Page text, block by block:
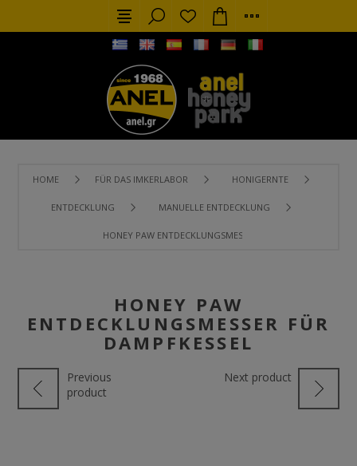
HOME FÜR DAS IMKERLABOR HONIGERNTE
ENTDECKLUNG MANUELLE ENTDECKLUNG
HONEY PAW ENTDECKLUNGSMESSER FÜR DAMPFKESSEL
HONEY PAW
ENTDECKLUNGSMESSER FÜR
DAMPFKESSEL
Previous
product
Next product